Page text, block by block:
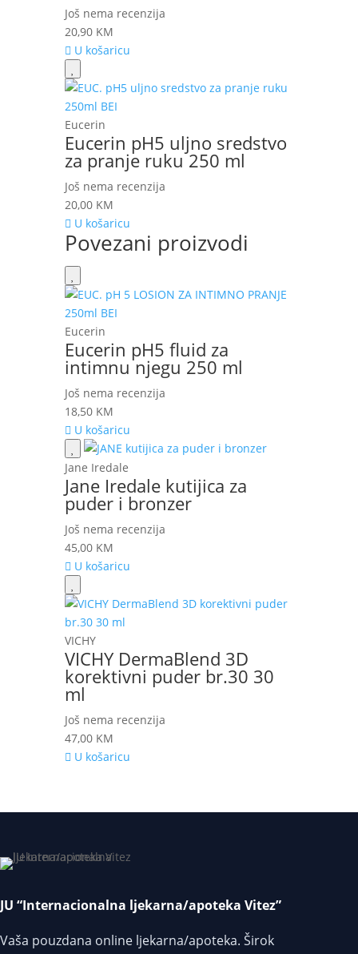
Još nema recenzija
20,90 KM
U košaricu
Eucerin
Eucerin pH5 uljno sredstvo
za pranje ruku 250 ml
Još nema recenzija
20,00 KM
U košaricu
Povezani proizvodi
Eucerin
Eucerin pH5 fluid za
intimnu njegu 250 ml
Još nema recenzija
18,50 KM
U košaricu
Jane Iredale
Jane Iredale kutijica za
puder i bronzer
Još nema recenzija
45,00 KM
U košaricu
VICHY
VICHY DermaBlend 3D
korektivni puder br.30 30
ml
Još nema recenzija
47,00 KM
U košaricu
JU “Internacionalna ljekarna/apoteka Vitez”
Vaša pouzdana online ljekarna/apoteka. Širok